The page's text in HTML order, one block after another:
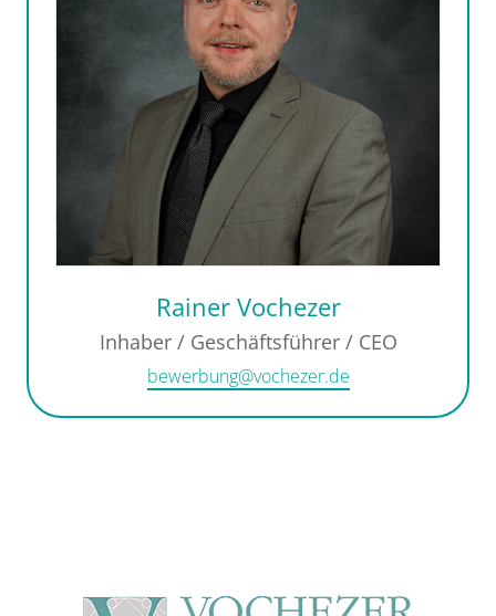
Rainer Vochezer
Inhaber / Geschäftsführer / CEO
bewerbung@vochezer.de